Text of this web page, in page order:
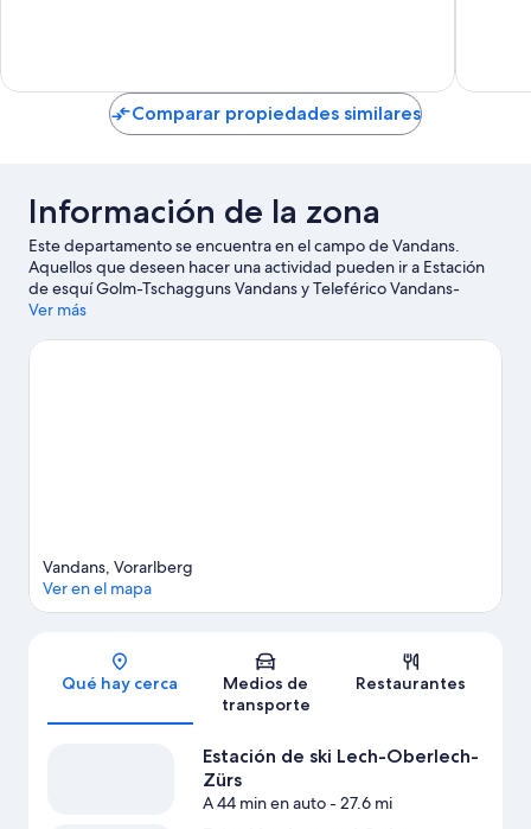
Comparar propiedades similares
Información de la zona
Este departamento se encuentra en el campo de Vandans.
Aquellos que deseen hacer una actividad pueden ir a Estación
de esquí Golm-Tschagguns Vandans y Teleférico Vandans-
Latschau, mientras que quienes deseen conocer los puntos de
Piscina Aquarena Montafon. Aprovecha al máximo tu tiempo
Ver más
Sección del mapa
Vandans, Vorarlberg
Ver en el mapa
Qué hay cerca
Medios de
transporte
Restaurantes
Estación de ski Lech-Oberlech-
Zürs
A 44 min en auto- 27.6 mi